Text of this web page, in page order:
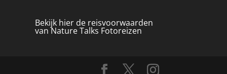
Bekijk hier de reisvoorwaarden
van Nature Talks Fotoreizen